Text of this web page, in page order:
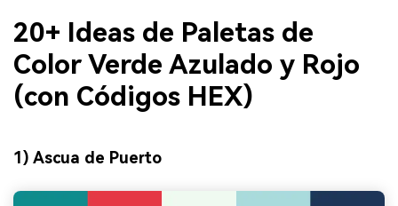
20+ Ideas de Paletas de
Color Verde Azulado y Rojo
(con Códigos HEX)
1) Ascua de Puerto